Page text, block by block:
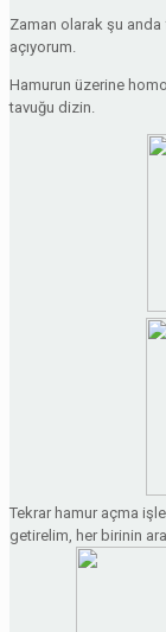
Zaman olarak şu anda
açıyorum.
Hamurun üzerine
tavuğu dizin.
Tekrar hamur açma
getirelim, her birinin